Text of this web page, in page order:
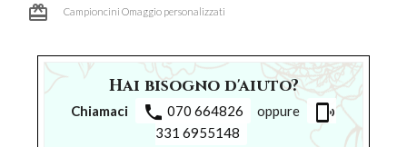
card_giftcard Campioncini Omaggio personalizzati
Hai bisogno d'aiuto?
Chiamaci phone 070 664826 oppure phonelink_ring
331 6955148